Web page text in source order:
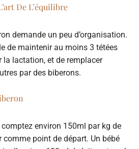
De L’équilibre
demande un peu d’organisation.
de maintenir au moins 3 tétées
la lactation, et de remplacer
par des biberons.
environ 150ml par kg de
point de départ. Un bébé